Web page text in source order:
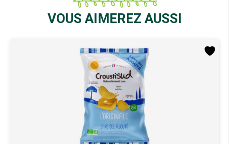
VOUS AIMEREZ AUSSI